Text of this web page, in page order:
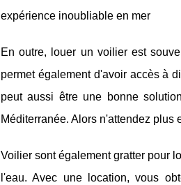
expérience inoubliable en mer
En outre, louer un voilier est
permet également d'avoir accès à
peut aussi être une bonne
Méditerranée. Alors n'attendez plus
Voilier sont également gratter pour
l'eau. Avec une location, vous